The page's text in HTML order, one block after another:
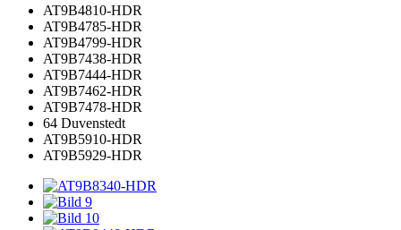
AT9B4810-HDR
AT9B4785-HDR
AT9B4799-HDR
AT9B7438-HDR
AT9B7444-HDR
AT9B7462-HDR
AT9B7478-HDR
64 Duvenstedt
AT9B5910-HDR
AT9B5929-HDR